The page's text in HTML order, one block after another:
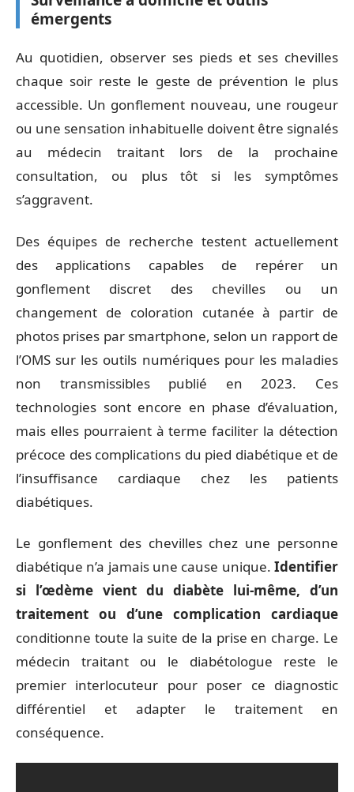
émergents
Au quotidien, observer ses pieds et ses chevilles
chaque soir reste le geste de prévention le plus
accessible. Un gonflement nouveau, une rougeur
ou une sensation inhabituelle doivent être signalés
au médecin traitant lors de la prochaine
consultation, ou plus tôt si les symptômes
s’aggravent.
Des équipes de recherche testent actuellement
des applications capables de repérer un
gonflement discret des chevilles ou un
changement de coloration cutanée à partir de
photos prises par smartphone, selon un rapport de
l’OMS sur les outils numériques pour les maladies
non transmissibles publié en 2023. Ces
technologies sont encore en phase d’évaluation,
mais elles pourraient à terme faciliter la détection
précoce des complications du pied diabétique et de
l’insuffisance cardiaque chez les patients
diabétiques.
Le gonflement des chevilles chez une personne
diabétique n’a jamais une cause unique. Identifier
si l’œdème vient du diabète lui-même, d’un
traitement ou d’une complication cardiaque
conditionne toute la suite de la prise en charge. Le
médecin traitant ou le diabétologue reste le
premier interlocuteur pour poser ce diagnostic
différentiel et adapter le traitement en
conséquence.